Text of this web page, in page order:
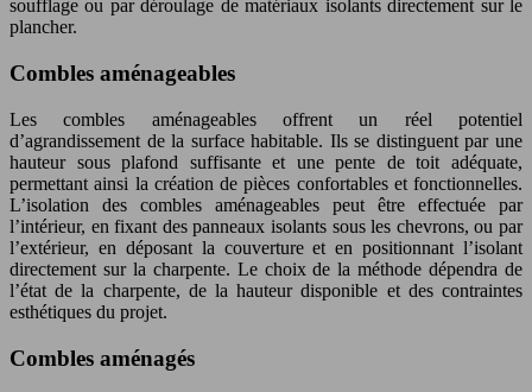
soufflage ou par déroulage de matériaux isolants directement sur le
plancher.
Combles aménageables
Les combles aménageables offrent un réel potentiel
d’agrandissement de la surface habitable. Ils se distinguent par une
hauteur sous plafond suffisante et une pente de toit adéquate,
permettant ainsi la création de pièces confortables et fonctionnelles.
L’isolation des combles aménageables peut être effectuée par
l’intérieur, en fixant des panneaux isolants sous les chevrons, ou par
l’extérieur, en déposant la couverture et en positionnant l’isolant
directement sur la charpente. Le choix de la méthode dépendra de
l’état de la charpente, de la hauteur disponible et des contraintes
esthétiques du projet.
Combles aménagés